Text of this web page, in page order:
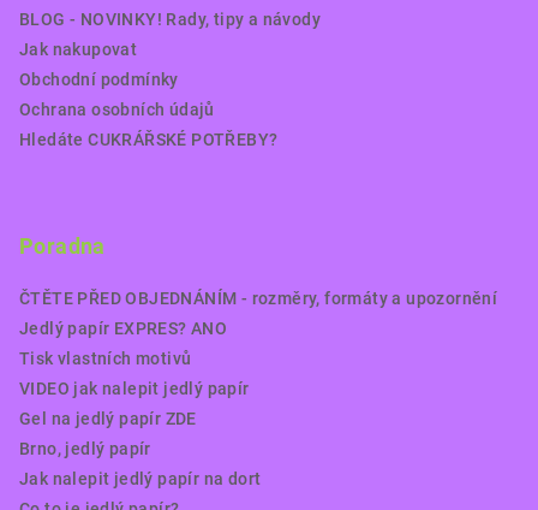
BLOG - NOVINKY! Rady, tipy a návody
Jak nakupovat
Obchodní podmínky
Ochrana osobních údajů
Hledáte CUKRÁŘSKÉ POTŘEBY?
Poradna
ČTĚTE PŘED OBJEDNÁNÍM - rozměry, formáty a upozornění
Jedlý papír EXPRES? ANO
Tisk vlastních motivů
VIDEO jak nalepit jedlý papír
Gel na jedlý papír ZDE
Brno, jedlý papír
Jak nalepit jedlý papír na dort